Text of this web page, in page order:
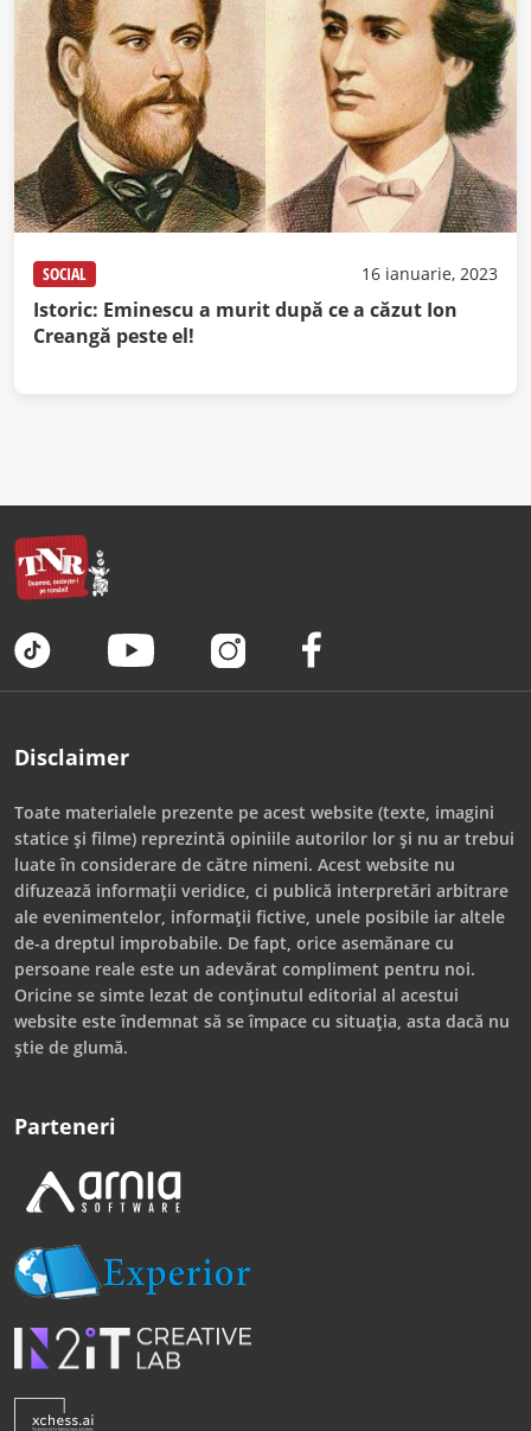
SOCIAL 16 ianuarie, 2023
Istoric: Eminescu a murit după ce a căzut Ion
Creangă peste el!
Disclaimer
Toate materialele prezente pe acest website (texte, imagini
statice și filme) reprezintă opiniile autorilor lor și nu ar trebui
luate în considerare de către nimeni. Acest website nu
difuzează informații veridice, ci publică interpretări arbitrare
ale evenimentelor, informații fictive, unele posibile iar altele
de-a dreptul improbabile. De fapt, orice asemănare cu
persoane reale este un adevărat compliment pentru noi.
Oricine se simte lezat de conținutul editorial al acestui
website este îndemnat să se împace cu situația, asta dacă nu
știe de glumă.
Parteneri